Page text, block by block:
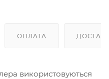
ОПЛАТА
використовуються